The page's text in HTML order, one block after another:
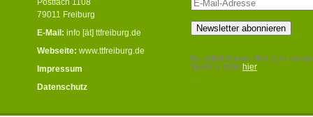
Postfach 1108
79011 Freiburg
E-Mail: info [ät] ttfreiburg.de
Webseite: www.ttfreiburg.de
Impressum
Datenschutz
Du erhältst eine Mail zum
Weitere Infos hier
.